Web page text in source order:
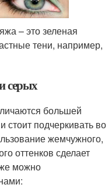
– это зеленая
тени, например,
серых
большей
стоит подчеркивать во
жемчужного,
оттенков сделает
можно